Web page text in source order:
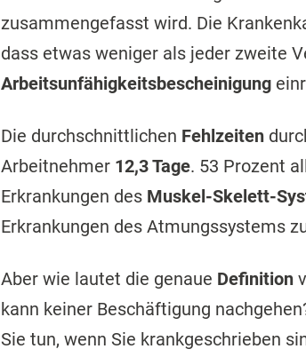
zusammengefasst wird. Die
dass etwas weniger als jeder zweite
Arbeitsunfähigkeits­­bescheinigung
Die durchschnittlichen Fehlzeiten
Arbeitnehmer 12,3 Tage. 53 Prozent
Erkrankungen des Muskel-Skelett-
Erkrankungen des Atmungssystems
Aber wie lautet die genaue Definition
kann keiner Beschäftigung
Sie tun, wenn Sie krankgeschrieben